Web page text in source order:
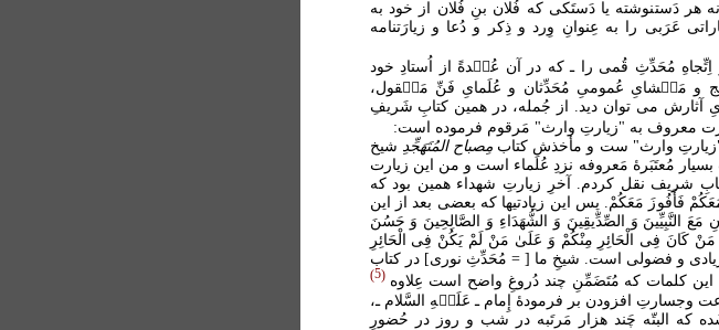
دَستنوشته یا دَستَکی که فُلان بنِ فُلان از خود به
عَرَبی را به عِنوانِ وِرد و ذِکر و دُعا و زیارَتنامه
مُحَدِّثِ قُمی را ـ که در آن عُم۟دةً از اُستادِ خود
و مَم۟شایِ عُمومیِ مُحَدِّثان و عُلَمایِ فَنِّ مَن۟قول،
آثارش می توان دید. از جُمله، در همین کتابِ شَریفِ
معروف به "زيارتِ وارث" مَرقوم فرموده است:
"زيارتِ وارث" ست و مأخذش كتابمِصباح المُتَهَجِّدِ شيخ
مُعتَبَرۀ مَعروفه نزدِ عُلَماء است و من اين زيارت
شريف نقل كردم. آخرِ زيارتِ شهداء همين بود كه
فَأَفُوزَ مَعَكُمْ. پس اين زيادتيها كه بعضى بعد از اين
مَعَ النَّبِيِّينَ وَ الصِّدِّيقِينَ وَ الشُّهَدَاءِ وَ الصَّالِحِينَ وَ حَسُنَ
مَنْ كَانَ فِی الْحَائِرِ مِنْكُمْ وَ عَلَىٰ مَنْ لَمْ يَكُنْ فِی الْحَائِرِ
زيادى و فضولى است. شيخِ ما [ = مُحَدِّثِ نوری] در كتاب
اين كلمات كه مُتَضَمِّنِ چند دُروغِ واضح است عِلاوه 5
وجسارتِ افزودن بر فرمودۀ إِمام ـ عَلَي۟هِ السَّلام ـ،
كه البتّه چَند هزار مَرتَبه در شب و روز در حُضورِ